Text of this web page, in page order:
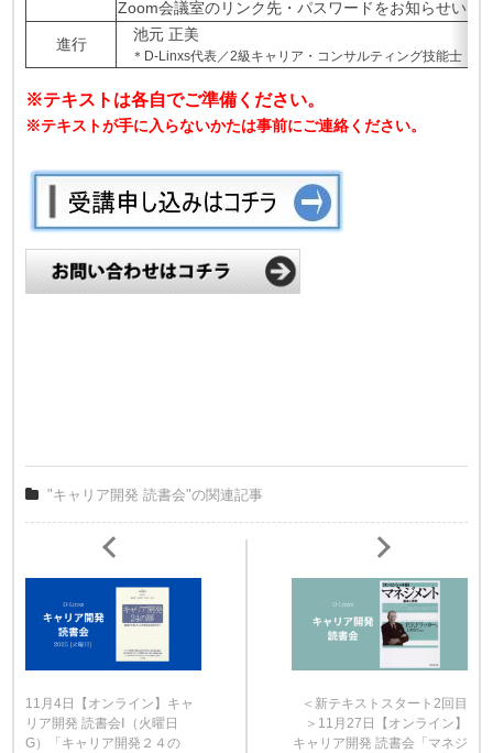
Zoom会議室のリンク先・パスワードをお知らせいた
進行
池元 正美
＊D-Linxs代表／2級キャリア・コンサルティング技能士
※テキストは各自でご準備ください。
※テキストが手に入らないかたは事前にご連絡ください。
"キャリア開発 読書会"の関連記事
11月4日【オンライン】キャ
リア開発 読書会Ⅰ（火曜日
G）「キャリア開発２４の
＜新テキストスタート2回目
＞11月27日【オンライン】
キャリア開発 読書会「マネジ